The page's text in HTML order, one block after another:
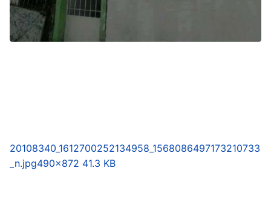
20108340_1612700252134958_1568086497173210733
_n.jpg490×872 41.3 KB